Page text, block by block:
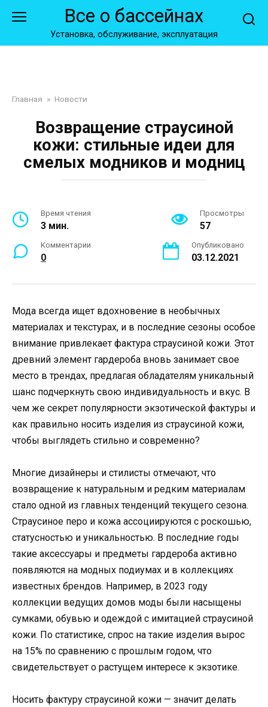
Все о бассейнах
Установка, обслуживание, эксплуатация
Главная » Новости
Возвращение страусиной
кожи: стильные идеи для
смелых модников и модниц
Время чтения
3 мин.
Просмотры
57
Комментарии
0
Опубликовано
03.12.2021
Мода всегда ищет вдохновение в необычных
материалах и текстурах, и в последние сезоны особое
внимание привлекает фактура страусиной кожи. Этот
древний элемент гардероба вновь занимает свое
место в трендах, предлагая обладателям уникальный
шанс подчеркнуть свою индивидуальность и вкус. В
чем же секрет популярности экзотической фактуры и
как правильно носить изделия из страусиной кожи,
чтобы выглядеть стильно и современно?
Многие дизайнеры и стилисты отмечают, что
возвращение к натуральным и редким материалам
стало одной из главных тенденций текущего сезона.
Страусиное перо и кожа ассоциируются с роскошью,
статусностью и уникальностью. В последние годы
такие аксессуары и предметы гардероба активно
появляются на модных подиумах и в коллекциях
известных брендов. Например, в 2023 году
коллекции ведущих домов моды были насыщены
сумками, обувью и одеждой с имитацией страусиной
кожи. По статистике, спрос на такие изделия вырос
на 15% по сравнению с прошлым годом, что
свидетельствует о растущем интересе к экзотике.
Носить фактуру страусиной кожи — значит делать